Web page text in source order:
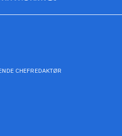
CHEFREDAKTØR